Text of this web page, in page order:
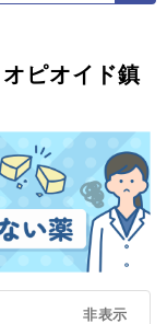
ピオイド鎮
非表示